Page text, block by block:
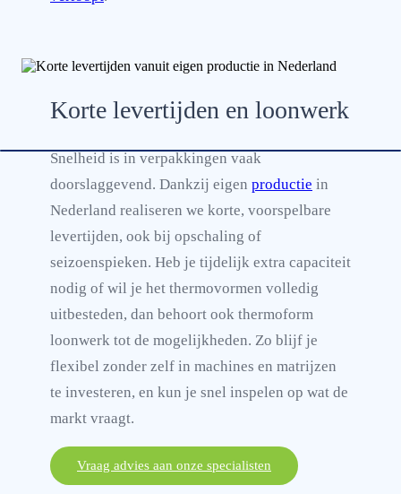
Korte levertijden en loonwerk
Snelheid is in verpakkingen vaak
doorslaggevend. Dankzij eigen productie in
Nederland realiseren we korte, voorspelbare
levertijden, ook bij opschaling of
seizoenspieken. Heb je tijdelijk extra capaciteit
nodig of wil je het thermovormen volledig
uitbesteden, dan behoort ook thermoform
loonwerk tot de mogelijkheden. Zo blijf je
flexibel zonder zelf in machines en matrijzen
te investeren, en kun je snel inspelen op wat de
markt vraagt.
Vraag advies aan onze specialisten